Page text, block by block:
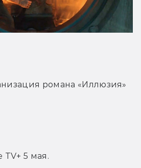
романа «Иллюзия»
TV+ 5 мая.